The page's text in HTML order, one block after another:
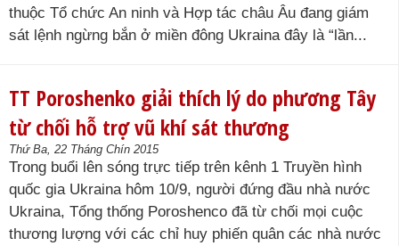
thuộc Tổ chức An ninh và Hợp tác châu Âu đang giám
sát lệnh ngừng bắn ở miền đông Ukraina đây là “lần...
TT Poroshenko giải thích lý do phương Tây
từ chối hỗ trợ vũ khí sát thương
Thứ Ba, 22 Tháng Chín 2015
Trong buổi lên sóng trực tiếp trên kênh 1 Truyền hình
quốc gia Ukraina hôm 10/9, người đứng đầu nhà nước
Ukraina, Tổng thống Poroshenco đã từ chối mọi cuộc
thương lượng với các chỉ huy phiến quân các nhà nước